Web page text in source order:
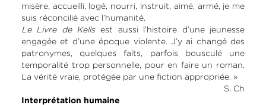
misère, accueilli, logé, nourri, instruit, aimé, armé, je me
suis réconcilié avec l’humanité.
Le Livre de Kells est aussi l’histoire d’une jeunesse
engagée et d’une époque violente. J’y ai changé des
patronymes, quelques faits, parfois bousculé une
temporalité trop personnelle, pour en faire un roman.
La vérité vraie, protégée par une fiction appropriée. »
S. Ch
Interprétation humaine